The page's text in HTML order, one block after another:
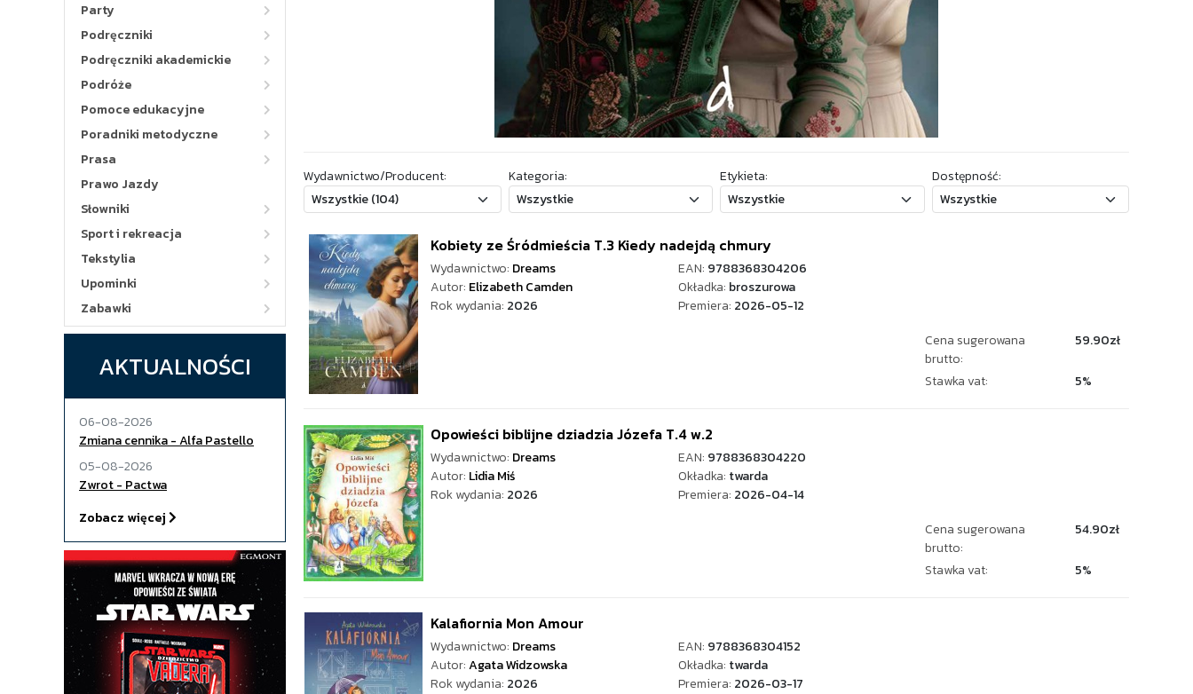
Party
Podręczniki
Podręczniki akademickie
Podróże
Pomoce edukacyjne
Poradniki metodyczne
Prasa
Prawo Jazdy
Słowniki
Sport i rekreacja
Tekstylia
Upominki
Zabawki
AKTUALNOŚCI
06-08-2026
Zmiana cennika - Alfa Pastello
05-08-2026
Zwrot - Pactwa
Zobacz więcej
Wydawnictwo/Producent: Kategoria: Etykieta: Dostępność:
Kobiety ze Śródmieścia T.3 Kiedy nadejdą chmury
Wydawnictwo: Dreams EAN: 9788368304206
Autor: Elizabeth Camden Okładka: broszurowa
Rok wydania: 2026 Premiera: 2026-05-12
Cena sugerowana
brutto:
59.90zł
Stawka vat: 5%
Opowieści biblijne dziadzia Józefa T.4 w.2
Wydawnictwo: Dreams EAN: 9788368304220
Autor: Lidia Miś Okładka: twarda
Rok wydania: 2026 Premiera: 2026-04-14
Cena sugerowana
brutto:
54.90zł
Stawka vat: 5%
Kalafiornia Mon Amour
Wydawnictwo: Dreams EAN: 9788368304152
Autor:Agata Widzowska Okładka: twarda
Rok wydania: 2026 Premiera: 2026-03-17